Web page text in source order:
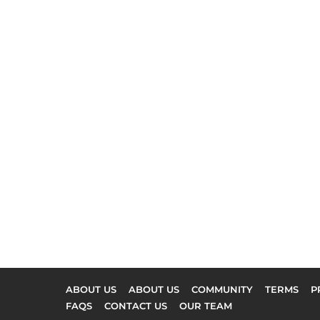
ABOUT US ABOUT US COMMUNITY TERMS
FAQS
CONTACT US OUR TEAM